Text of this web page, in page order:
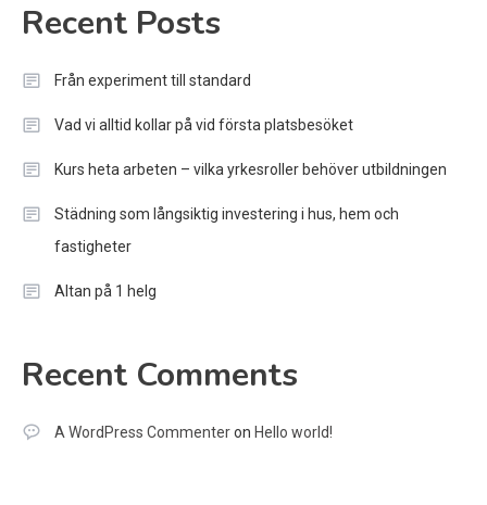
Recent Posts
Från experiment till standard
Vad vi alltid kollar på vid första platsbesöket
Kurs heta arbeten – vilka yrkesroller behöver utbildningen
Städning som långsiktig investering i hus, hem och
fastigheter
Altan på 1 helg
Recent Comments
A WordPress Commenteron Hello world!